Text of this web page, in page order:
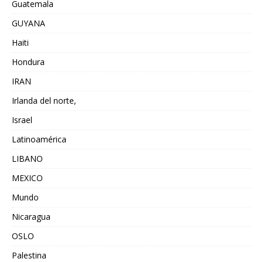
Guatemala
GUYANA
Haiti
Hondura
IRAN
Irlanda del norte,
Israel
Latinoamérica
LIBANO
MEXICO
Mundo
Nicaragua
OSLO
Palestina